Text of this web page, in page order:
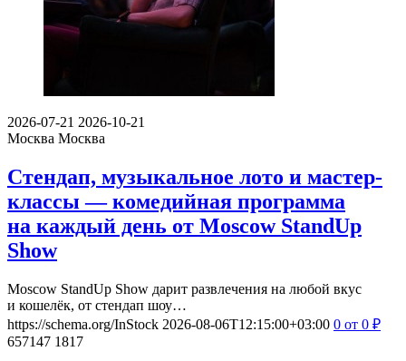
2026-07-21 2026-10-21
Москва Москва
Стендап, музыкальное лото и мастер-
классы — комедийная программа
на каждый день от Moscow StandUp
Show
Moscow StandUp Show дарит развлечения на любой вкус
и кошелёк, от стендап шоу…
https://schema.org/InStock 2026-08-06T12:15:00+03:00 0 от 0 ₽
657147 1817